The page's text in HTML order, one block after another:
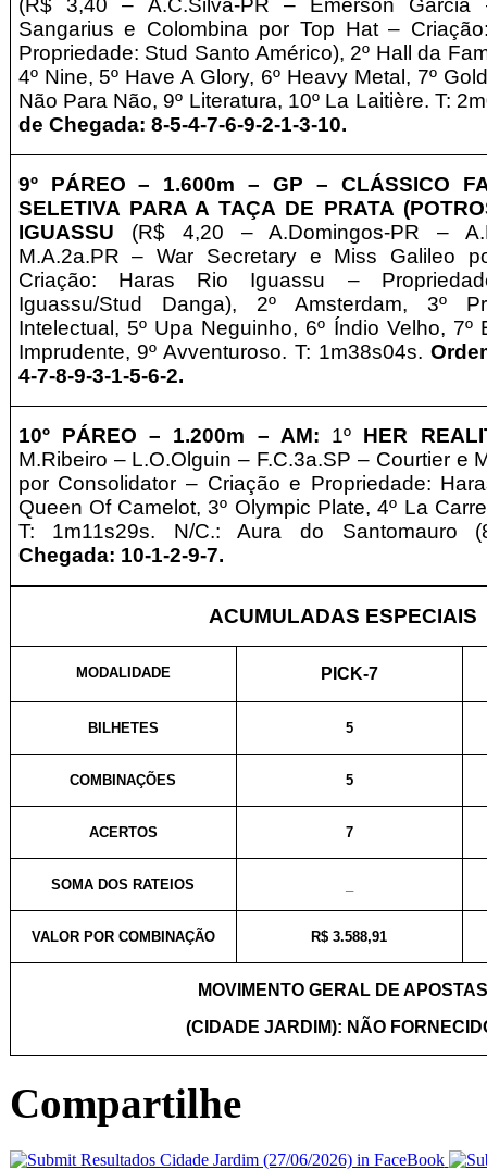
Sangarius e Colombina por Top Hat –
Propriedade: Stud Santo Américo), 2º Hall da
4º Nine, 5º Have A Glory, 6º Heavy Metal, 7º
Não Para Não, 9º Literatura, 10º La Laitière. T:
de Chegada: 8-5-4-7-6-9-2-1-3-10.
9º PÁREO – 1.600m – GP – CLÁSSICO
SELETIVA PARA A TAÇA DE PRATA
IGUASSU (R$ 4,20 – A.Domingos-PR –
M.A.2a.PR –War Secretary e Miss Galileo
Criação: Haras Rio Iguassu –
Iguassu/Stud Danga), 2º Amsterdam, 3º
Intelectual, 5º Upa Neguinho, 6º Índio Velho, 7º
Imprudente, 9º Avventuroso. T: 1m38s04s.
4-7-8-9-3-1-5-6-2.
10º PÁREO – 1.200m – AM: 1º HER
M.Ribeiro – L.O.Olguin – F.C.3a.SP – Courtier e
por Consolidator – Criação e Propriedade:
Queen Of Camelot, 3º Olympic Plate, 4º La
T: 1m11s29s. N/C.: Aura do Santomauro
Chegada: 10-1-2-9-7.
ACUMULADAS ESPECIAIS
MODALIDADE PICK-7
BILHETES 5
COMBINAÇÕES 5
ACERTOS 7
SOMA DOS RATEIOS
VALOR POR COMBINAÇÃO R$ 3.588,91
MOVIMENTO GERAL DE APOSTAS
(CIDADE JARDIM): NÃO
Compartilhe